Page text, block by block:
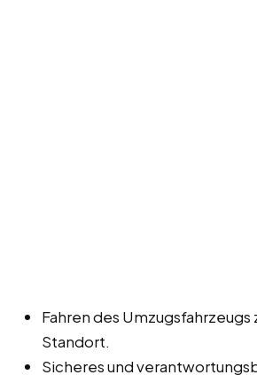
Fahren des Umzugsfahrzeugs
Standort.
Sicheres und